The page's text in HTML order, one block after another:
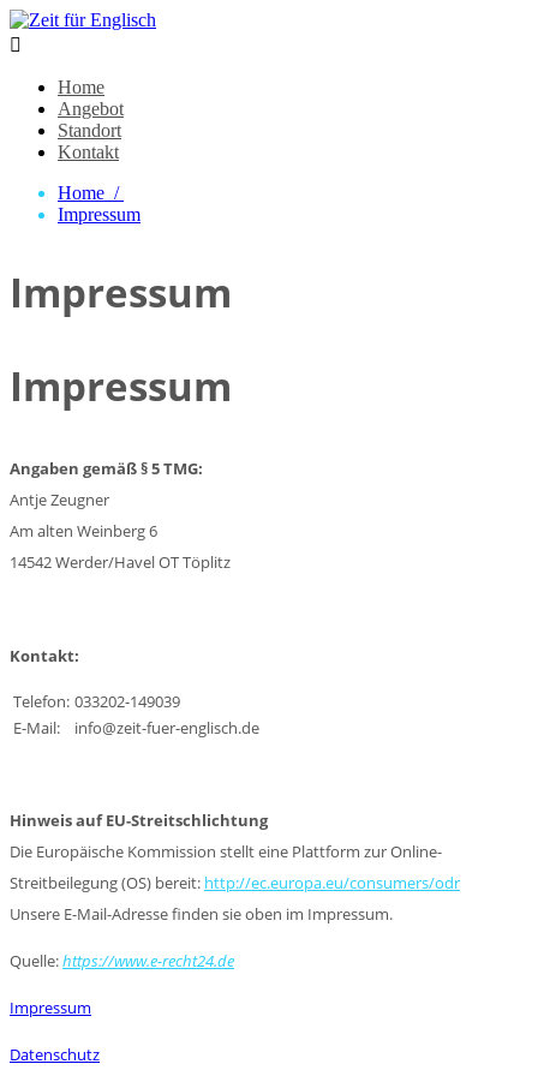

Home
Angebot
Standort
Kontakt
Home /
Impressum
Impressum
Impressum
Angaben gemäß § 5 TMG:
Antje Zeugner
Am alten Weinberg 6
14542 Werder/Havel OT Töplitz
Kontakt:
Telefon: 033202-149039
E-Mail:
info@zeit-fuer-englisch.de
Hinweis auf EU-Streitschlichtung
Die Europäische Kommission stellt eine Plattform zur Online-
Streitbeilegung (OS) bereit: http://ec.europa.eu/consumers/odr
Unsere E-Mail-Adresse finden sie oben im Impressum.
Quelle:https://www.e-recht24.de
Impressum
Datenschutz